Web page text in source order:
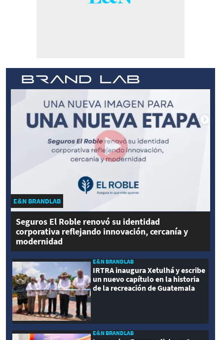
E&N BRANDLAB
Seguros El Roble renovó su identidad
corporativa reflejando innovación, cercanía y
modernidad
E&N BRANDLAB
IRTRA inaugura Xetulhá y escribe
un nuevo capítulo en la historia
de la recreación de Guatemala
E&N BRANDLAB